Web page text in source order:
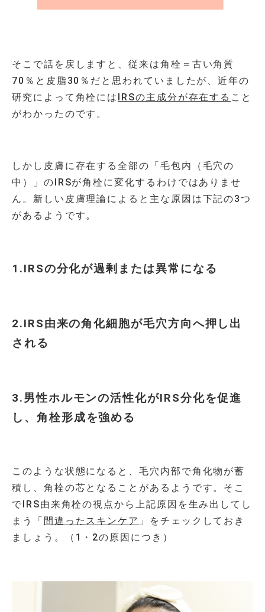
そこで話を戻しますと、従来は角栓＝古い角質
70％と皮脂30％だと思われていましたが、近年の
研究によって角栓には
IRSの主成分が存在する こと
がわかったのです。
しかし皮膚に存在する全部の「毛包内（毛穴の
中）」の IRSが角栓に変化するわけではありませ
ん。新しい皮膚理論によると主な原因は下記の3つ
があるようです。
1.IRSの分化が過剰または異常になる
2.IRS由来の角化細胞が毛穴方向へ押し出
される
3.男性ホルモンの活性化がIRS分化を促進
し、角栓形成を強める
このような状態になると、毛穴内部で角化物が蓄
積し、角栓の芯となることがあるようです。そこ
で IRS由来角栓の視点から上記原因を生み出してし
まう「 間違ったスキンケア 」をチェックしておき
ましょう。（1・2の原因につき）